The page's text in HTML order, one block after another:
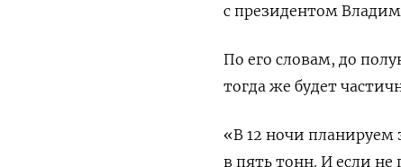
с президентом
По его словам, до
тогда же будет
«В 12 ночи
в пять тонн. И если